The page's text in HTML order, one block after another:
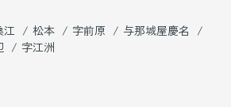
江 松本 字前原
与那城屋慶名
字江洲